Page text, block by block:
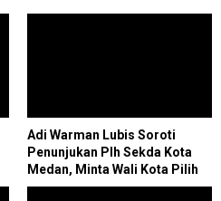
Adi Warman Lubis Soroti
Penunjukan Plh Sekda Kota
Medan, Minta Wali Kota Pilih
Figur yang Tepat